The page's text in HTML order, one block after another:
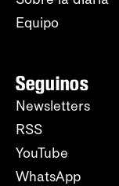
Equipo
Seguinos
Newsletters
RSS
YouTube
WhatsApp